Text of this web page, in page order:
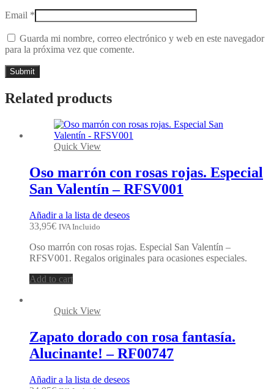
Email *
Guarda mi nombre, correo electrónico y web en este navegador
para la próxima vez que comente.
Related products
Quick View
Oso marrón con rosas rojas. Especial
San Valentín – RFSV001
Añadir a la lista de deseos
33,95€ IVA Incluido
Oso marrón con rosas rojas. Especial San Valentín –
RFSV001. Regalos originales para ocasiones especiales.
Add to cart
Quick View
Zapato dorado con rosa fantasía.
Alucinante! – RF00747
Añadir a la lista de deseos